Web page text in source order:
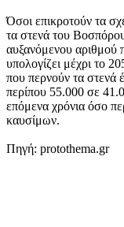
Όσοι επικροτούν τα
τα στενά του
αυξανόμενου αριθμού
υπολογίζει μέχρι το
που περνούν τα στενά
περίπου 55.000 σε
επόμενα χρόνια όσο
καυσίμων.
Πηγή: protothema.gr